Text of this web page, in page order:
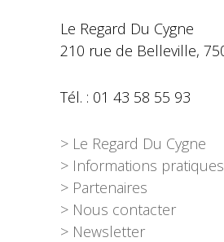
Le Regard Du Cygne
210 rue de Belleville,
Tél. : 01 43 58 55 93
> Le Regard Du Cygne
> Informations pratiques
> Partenaires
> Nous contacter
> Newsletter